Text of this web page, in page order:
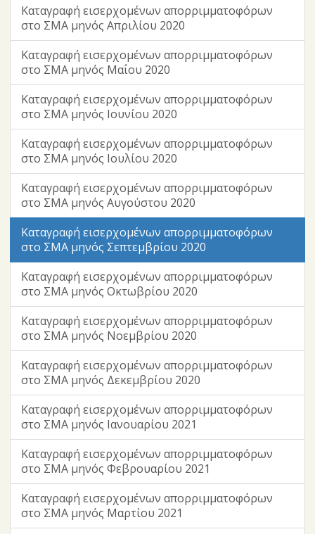
Καταγραφή εισερχομένων απορριμματοφόρων
στο ΣΜΑ μηνός Απριλίου 2020
Καταγραφή εισερχομένων απορριμματοφόρων
στο ΣΜΑ μηνός Μαΐου 2020
Καταγραφή εισερχομένων απορριμματοφόρων
στο ΣΜΑ μηνός Ιουνίου 2020
Καταγραφή εισερχομένων απορριμματοφόρων
στο ΣΜΑ μηνός Ιουλίου 2020
Καταγραφή εισερχομένων απορριμματοφόρων
στο ΣΜΑ μηνός Αυγούστου 2020
Καταγραφή εισερχομένων απορριμματοφόρων
στο ΣΜΑ μηνός Σεπτεμβρίου 2020
Καταγραφή εισερχομένων απορριμματοφόρων
στο ΣΜΑ μηνός Οκτωβρίου 2020
Καταγραφή εισερχομένων απορριμματοφόρων
στο ΣΜΑ μηνός Νοεμβρίου 2020
Καταγραφή εισερχομένων απορριμματοφόρων
στο ΣΜΑ μηνός Δεκεμβρίου 2020
Καταγραφή εισερχομένων απορριμματοφόρων
στο ΣΜΑ μηνός Ιανουαρίου 2021
Καταγραφή εισερχομένων απορριμματοφόρων
στο ΣΜΑ μηνός Φεβρουαρίου 2021
Καταγραφή εισερχομένων απορριμματοφόρων
στο ΣΜΑ μηνός Μαρτίου 2021